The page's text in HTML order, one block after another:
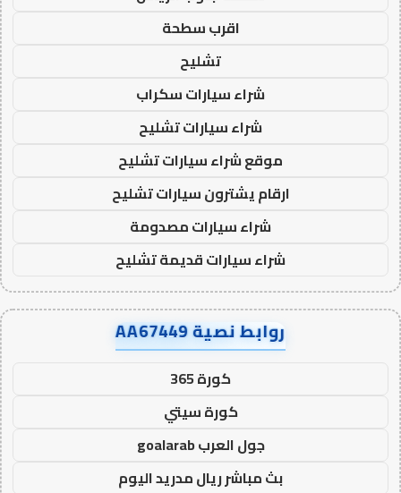
اقرب سطحة
تشليح
شراء سيارات سكراب
شراء سيارات تشليح
موقع شراء سيارات تشليح
ارقام يشترون سيارات تشليح
شراء سيارات مصدومة
شراء سيارات قديمة تشليح
روابط نصية AA67449
كورة 365
كورة سيتي
جول العرب goalarab
بث مباشر ريال مدريد اليوم